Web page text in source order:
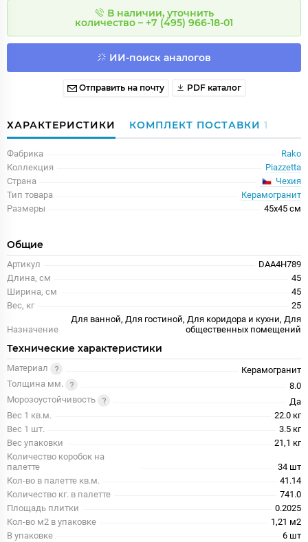
В наличии, уточнить
количество – +7 (495) 966-18-01
ИИ-поиск аналогов
Отправить на почту PDF каталог
ХАРАКТЕРИСТИКИ КОМПЛЕКТ ПОСТАВКИ 1
Фабрика
Rako
Коллекция
Piazzetta
Страна
Чехия
Тип товара
Керамогранит
Размеры
45x45 см
Общие
Артикул
DAA4H789
Длина, см
45
Ширина, см
45
Вес, кг
25
Назначение
Для ванной, Для гостиной, Для коридора и кухни, Для
общественных помещений
Технические характеристики
Материал
Керамогранит
Толщина мм.
8.0
Морозоустойчивость
Да
Вес 1 кв.м.
22.0 кг
Вес 1 шт.
3.5 кг
Вес упаковки
21,1 кг
Количество коробок на
палетте
34 шт
Кол-во в палетте кв.м.
41.14
Количество кг. в палетте
741.0
Площадь плитки
0.2025
Кол-во м2 в упаковке
1,21 м2
В упаковке
6 шт